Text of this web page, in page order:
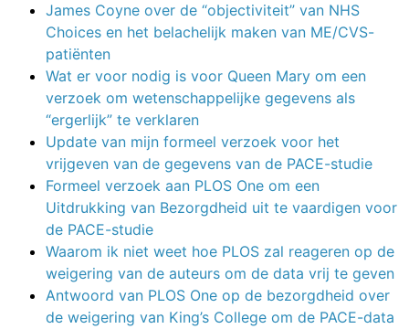
James Coyne over de “objectiviteit” van NHS
Choices en het belachelijk maken van ME/CVS-
patiënten
Wat er voor nodig is voor Queen Mary om een
verzoek om wetenschappelijke gegevens als
“ergerlijk” te verklaren
Update van mijn formeel verzoek voor het
vrijgeven van de gegevens van de PACE-studie
Formeel verzoek aan PLOS One om een
Uitdrukking van Bezorgdheid uit te vaardigen voor
de PACE-studie
Waarom ik niet weet hoe PLOS zal reageren op de
weigering van de auteurs om de data vrij te geven
Antwoord van PLOS One op de bezorgdheid over
de weigering van King’s College om de PACE-data